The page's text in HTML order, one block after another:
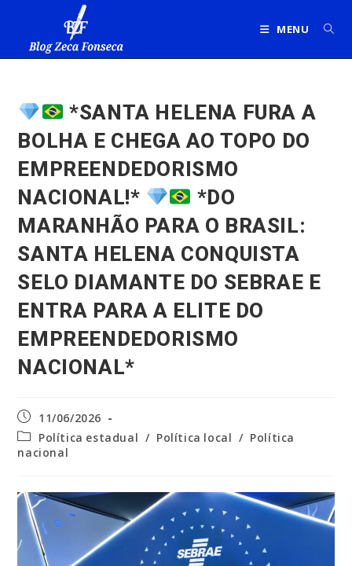
MENU
*SANTA HELENA FURA A
BOLHA E CHEGA AO TOPO DO
EMPREENDEDORISMO
NACIONAL!*
*DO
MARANHÃO PARA O BRASIL:
SANTA HELENA CONQUISTA
SELO DIAMANTE DO SEBRAE E
ENTRA PARA A ELITE DO
EMPREENDEDORISMO
NACIONAL*
Post
publicado:
11/06/2026
Categoria
do
Política estadual / Política local / Política
nacional